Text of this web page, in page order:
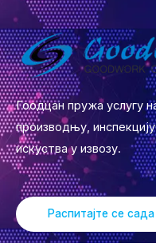
Гоодцан пружа услугу
производњу,
искуства у извозу.
Распитајте се сада